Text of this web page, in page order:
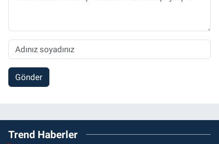
Gönder
Trend Haberler